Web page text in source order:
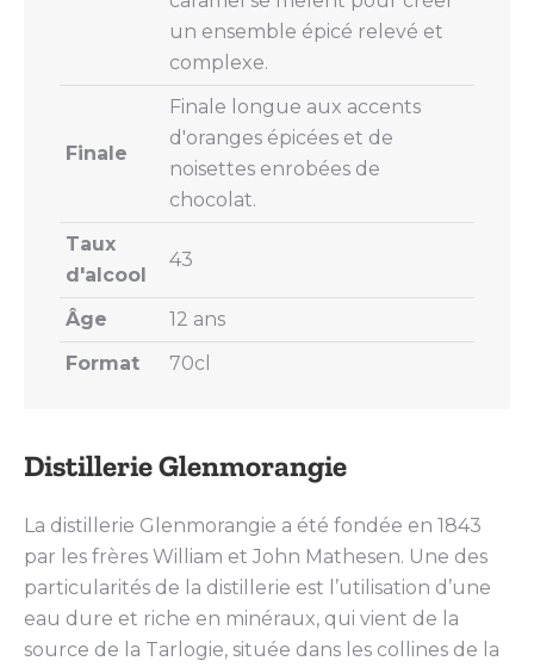
Distillerie Glenmorangie
La distillerie Glenmorangie a été fondée en 1843
par les frères William et John Mathesen. Une des
particularités de la distillerie est l’utilisation d’une
eau dure et riche en minéraux, qui vient de la
source de la Tarlogie, située dans les collines de la
un ensemble épicé relevé et
complexe.
Finale
Finale longue aux accents
d'oranges épicées et de
noisettes enrobées de
chocolat.
Taux
d'alcool
43
Âge
12 ans
Format
70cl